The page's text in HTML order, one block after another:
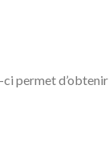
permet d’obtenir